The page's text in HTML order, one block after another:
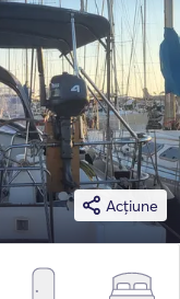
Acțiune